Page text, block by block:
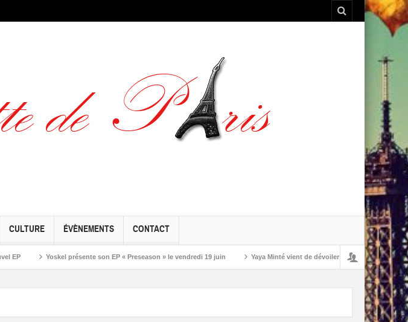
CULTURE ÉVÈNEMENTS CONTACT
Yoskel présente son EP « Preseason » le vendredi 19 juin Yaya Minté vient de dévoiler ‘So’, son premier album